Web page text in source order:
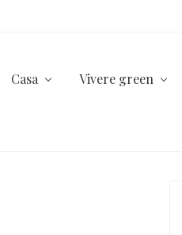
Casa Vivere green